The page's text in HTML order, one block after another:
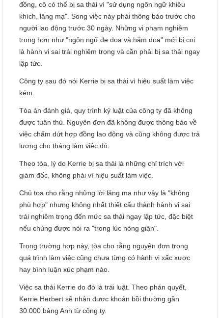
đồng, cô có thể bị sa thải vì "sử dụng ngôn ngữ khiêu
khích, lăng mạ". Song việc này phải thông báo trước cho
người lao động trước 30 ngày. Những vi phạm nghiêm
trọng hơn như "ngôn ngữ đe dọa và hăm dọa" mới bị coi
là hành vi sai trái nghiêm trọng và cần phải bị sa thải ngay
lập tức.
Công ty sau đó nói Kerrie bị sa thải vì hiệu suất làm việc
kém.
Tòa án đánh giá, quy trình kỷ luật của công ty đã không
được tuân thủ. Nguyên đơn đã không được thông báo về
việc chấm dứt hợp đồng lao động và cũng không được trả
lương cho tháng làm việc đó.
Theo tòa, lý do Kerrie bị sa thải là những chỉ trích với
giám đốc, không phải vì hiệu suất làm việc.
Chủ tọa cho rằng những lời lăng mạ như vậy là "không
phù hợp" nhưng không nhất thiết cấu thành hành vi sai
trái nghiêm trọng đến mức sa thải ngay lập tức, đặc biệt
nếu chúng được nói ra "trong lúc nóng giận".
Trong trường hợp này, tòa cho rằng nguyên đơn trong
quá trình làm việc cũng chưa từng có hành vi xấc xược
hay bình luận xúc phạm nào.
Việc sa thải Kerrie do đó là trái luật. Theo phán quyết,
Kerrie Herbert sẽ nhận được khoản bồi thường gần
30.000 bảng Anh từ công ty.